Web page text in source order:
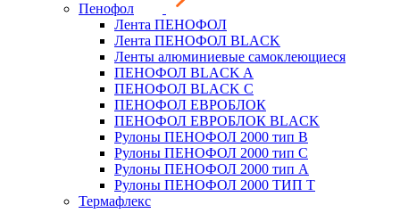
Пенофол
Лента ПЕНОФОЛ
Лента ПЕНОФОЛ BLACK
Ленты алюминиевые самоклеющиеся
ПЕНОФОЛ BLACK A
ПЕНОФОЛ BLACK С
ПЕНОФОЛ ЕВРОБЛОК
ПЕНОФОЛ ЕВРОБЛОК BLACK
Рулоны ПЕНОФОЛ 2000 тип B
Рулоны ПЕНОФОЛ 2000 тип C
Рулоны ПЕНОФОЛ 2000 тип А
Рулоны ПЕНОФОЛ 2000 ТИП Т
Термафлекс